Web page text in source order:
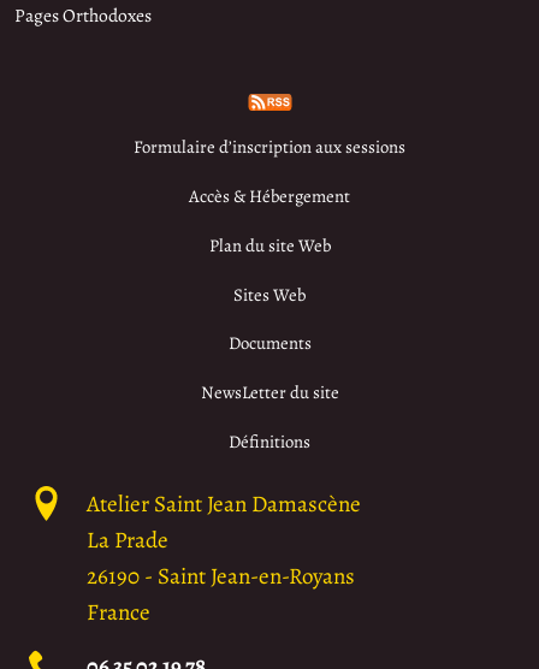
Pages Orthodoxes
Formulaire d’inscription aux sessions
Accès & Hébergement
Plan du site Web
Sites Web
Documents
NewsLetter du site
Définitions
Atelier Saint Jean Damascène
La Prade
26190- Saint Jean-en-Royans
France